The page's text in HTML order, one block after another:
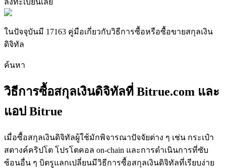
ฟิวเจอร์ส COIN-M
ลงทะเบียนเลย
ในปัจจุบันมี 17163 คู่มือเกี่ยวกับวิธีการซื้อหรือซื้อขายสกุลเงิน
ดิจิทัล
ค้นหา
วิธีการซื้อสกุลเงินดิจิทัลที่ Bitrue.com และ
แอป Bitrue
เมื่อซื้อสกุลเงินดิจิทัลผู้ใช้มักพิจารณาปัจจัยต่าง ๆ เช่น กระเป๋า
สตางค์คริปโต โปรโตคอล on-chain และการดำเนินการที่ซับ
ซ้อนอื่น ๆ บิตรูแลกเปลี่ยนมีวิธีการซื้อสกุลเงินดิจิทัลที่เรียบง่าย